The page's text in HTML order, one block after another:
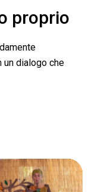
proprio
un dialogo che